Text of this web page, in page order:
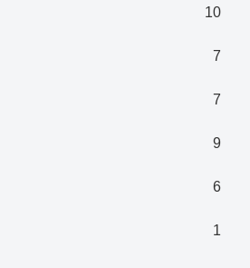
10
7
7
9
6
1